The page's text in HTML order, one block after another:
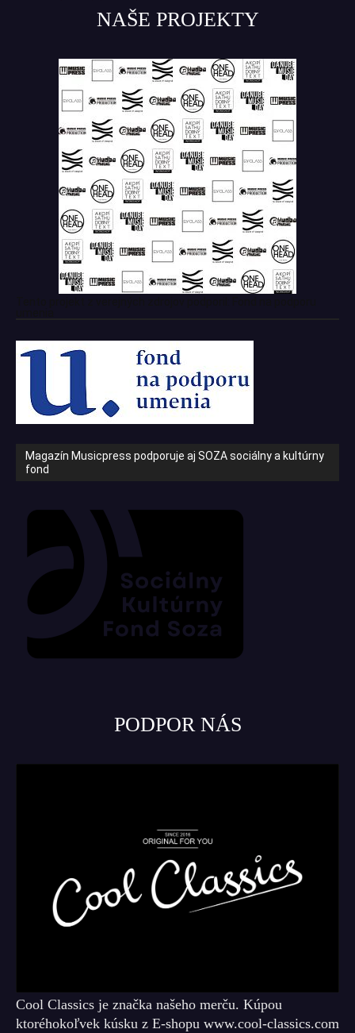
NAŠE PROJEKTY
Magazín Musicpress podporuje aj SOZA sociálny a kultúrny
fond
PODPOR NÁS
Cool Classics je značka našeho merču. Kúpou
ktoréhokoľvek kúsku z E-shopu www.cool-classics.com